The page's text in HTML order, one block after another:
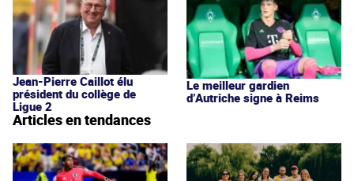
Jean-Pierre Caillot élu
président du collège de
Ligue 2
Le meilleur gardien
d’Autriche signe à Reims
Articles en tendances